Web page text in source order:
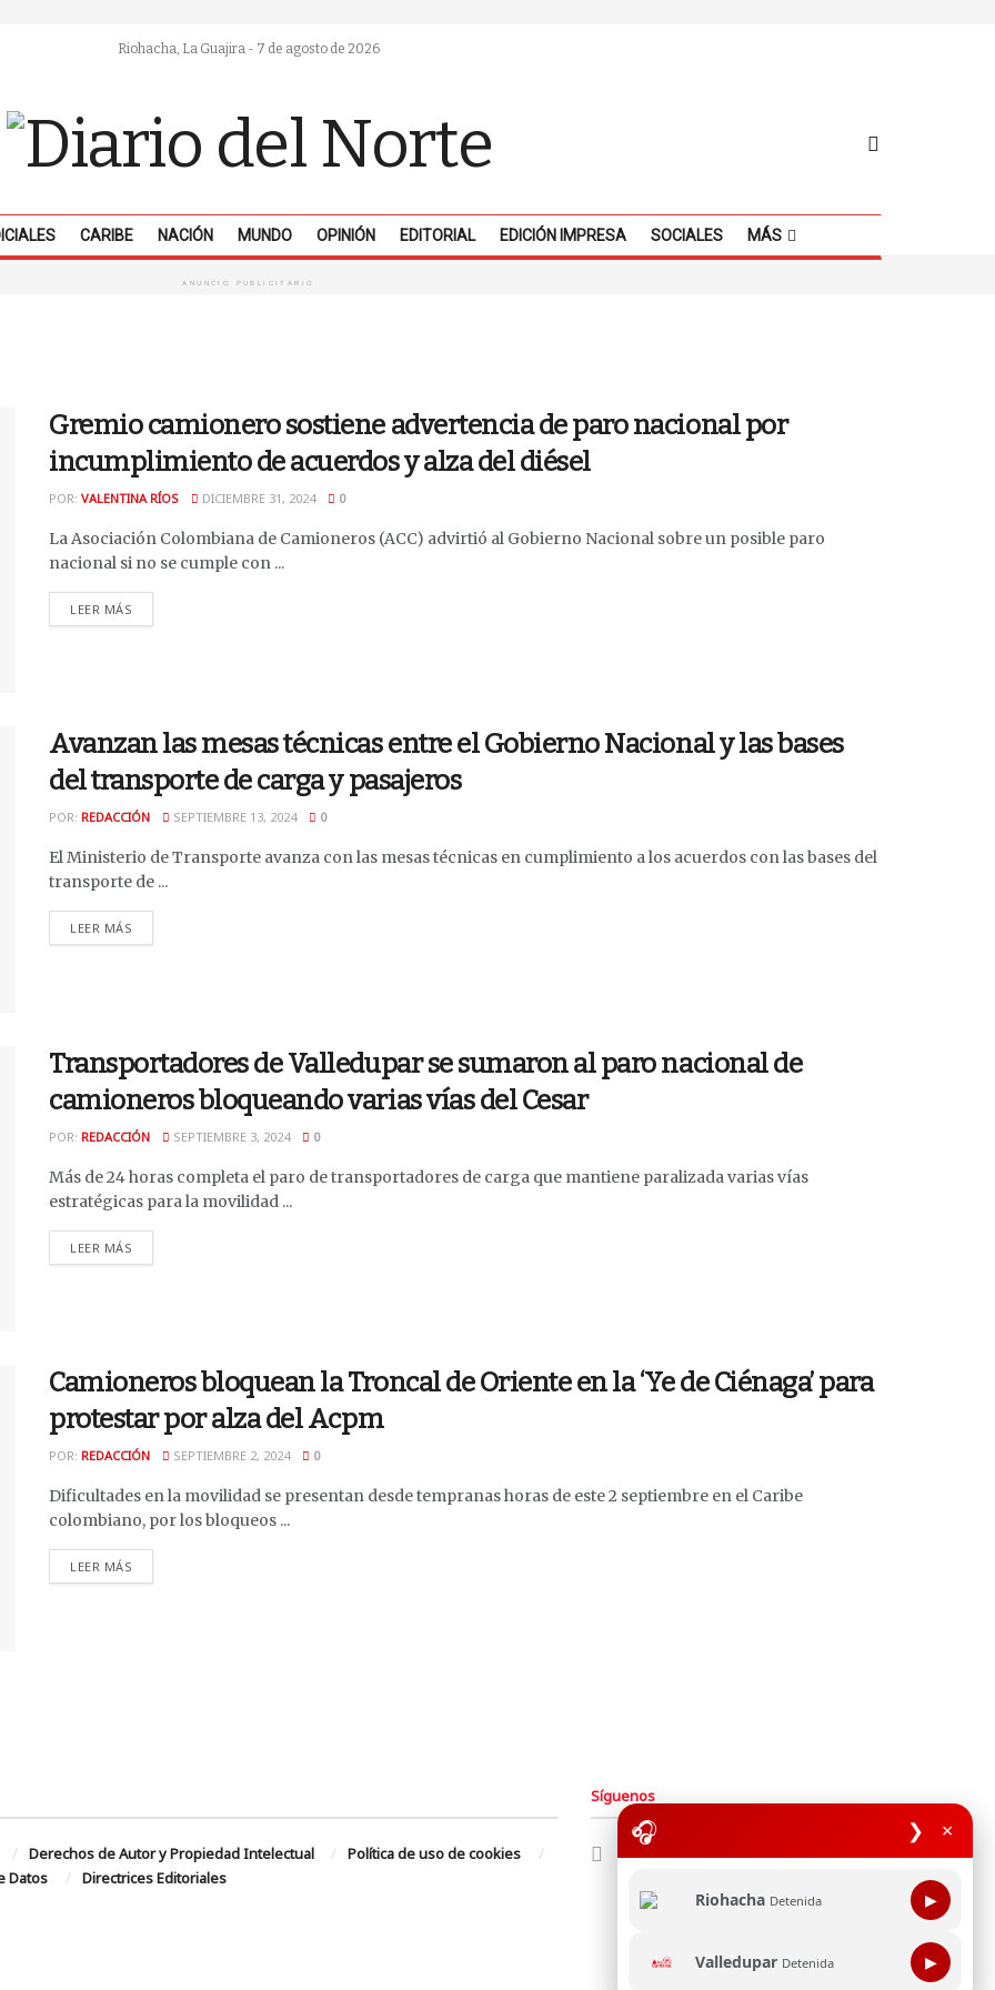
🎧 ❯ ×
Riohacha Detenida ▶
Valledupar Detenida ▶
Riohacha, La Guajira - 7 de agosto de 2026
CARIBE NACIÓN MUNDO OPINIÓN EDITORIAL EDICIÓN IMPRESA SOCIALES MÁS
ANUNCIO PUBLICITARIO
Gremio camionero sostiene advertencia de paro nacional por
incumplimiento de acuerdos y alza del diésel
POR: VALENTINA RÍOS DICIEMBRE 31, 2024 0
La Asociación Colombiana de Camioneros (ACC) advirtió al Gobierno Nacional sobre un posible paro
nacional si no se cumple con ...
LEER MÁS
Avanzan las mesas técnicas entre el Gobierno Nacional y las bases
del transporte de carga y pasajeros
POR: REDACCIÓN SEPTIEMBRE 13, 2024 0
El Ministerio de Transporte avanza con las mesas técnicas en cumplimiento a los acuerdos con las bases del
transporte de ...
LEER MÁS
Transportadores de Valledupar se sumaron al paro nacional de
camioneros bloqueando varias vías del Cesar
POR: REDACCIÓN SEPTIEMBRE 3, 2024 0
Más de 24 horas completa el paro de transportadores de carga que mantiene paralizada varias vías
estratégicas para la movilidad ...
LEER MÁS
Camioneros bloquean la Troncal de Oriente en la ‘Ye de Ciénaga’ para
protestar por alza del Acpm
POR: REDACCIÓN SEPTIEMBRE 2, 2024 0
Dificultades en la movilidad se presentan desde tempranas horas de este 2 septiembre en el Caribe
colombiano, por los bloqueos ...
LEER MÁS
Derechos de Autor y Propiedad Intelectual
Política de uso de cookies
Datos
Directrices Editoriales
Síguenos